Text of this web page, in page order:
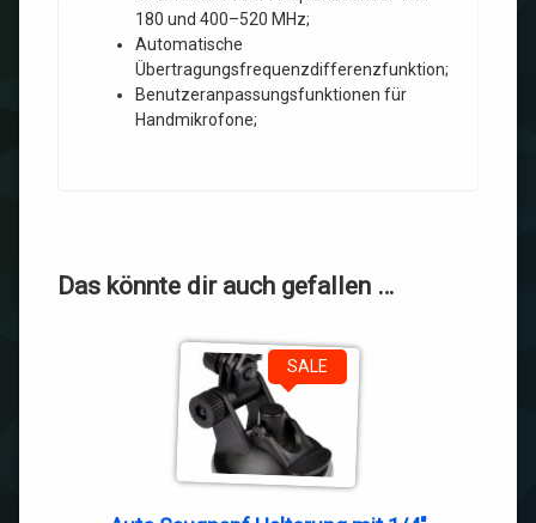
180 und 400–520 MHz;
Automatische
Übertragungsfrequenzdifferenzfunktion;
Benutzeranpassungsfunktionen für
Handmikrofone;
Das könnte dir auch gefallen …
SALE